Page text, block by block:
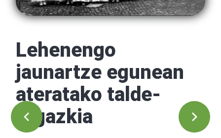
Lehenengo
jaunartze egunean
ateratako talde-
argazkia